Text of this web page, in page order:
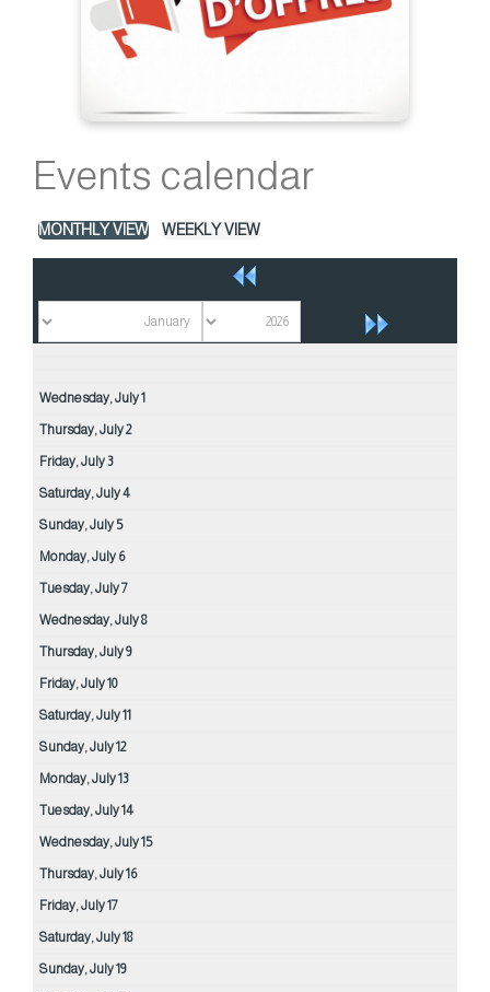
Events calendar
MONTHLY VIEW WEEKLY VIEW
Wednesday,July1
Thursday,July2
Friday,July3
Saturday,July4
Sunday,July 5
Monday,July 6
Tuesday,July7
Wednesday,July8
Thursday,July9
Friday,July10
Saturday,July11
Sunday,July12
Monday,July13
Tuesday,July14
Wednesday,July15
Thursday,July16
Friday,July17
Saturday,July18
Sunday,July19